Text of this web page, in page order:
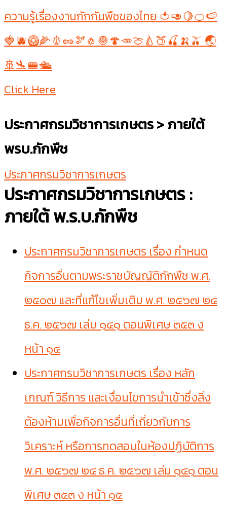
ความรู้เรื่องงานกักกันพืชของไทย 🍅🥑🍋🍊🍉
🍓🫐🥝🌽🫑🥜🫘🧄🧅🍄🥕🍈🍐🍑🍒🍌🫒 🌏
🚢🛬🚝🛳
Click Here
ประกาศกรมวิชาการเกษตร > ภายใต้
พรบ.กักพืช
ประกาศกรมวิชาการเกษตร
ประกาศกรมวิชาการเกษตร :
ภายใต้ พ.ร.บ.กักพืช
ประกาศกรมวิชาการเกษตร เรื่อง กำหนด
กิจการอื่นตามพระราชบัญญัติกักพืช พ.ศ.
๒๕๐๗ และที่แก้ไขเพิ่มเติม พ.ศ. ๒๕๖๗ ๒๔
ธ.ค. ๒๕๖๗ เล่ม ๑๔๑ ตอนพิเศษ ๓๕๓ ง
หน้า ๑๔
ประกาศกรมวิชาการเกษตร เรื่อง หลัก
เกณฑ์ วิธีการ และเงื่อนไขการนำเข้าซึ่งสิ่ง
ต้องห้ามเพื่อกิจการอื่นที่เกี่ยวกับการ
วิเคราะห์ หรือการทดสอบในห้องปฏิบัติการ
พ.ศ. ๒๕๖๗ ๒๔ ธ.ค. ๒๕๖๗ เล่ม ๑๔๑ ตอน
พิเศษ ๓๕๓ ง หน้า ๑๕